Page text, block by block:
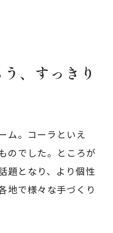
、すっきり
ム。コーラといえ
のでした。ところが
題となり、より個性
地で様々な手づくり